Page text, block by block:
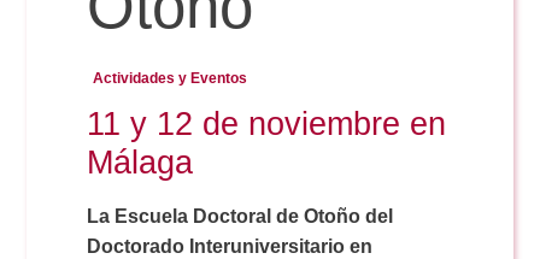
Reservas
Calendario Lectivo
Horarios
Actividades y Eventos
11 y 12 de noviembre en
Málaga
La Escuela Doctoral de Otoño del
Doctorado Interuniversitario en